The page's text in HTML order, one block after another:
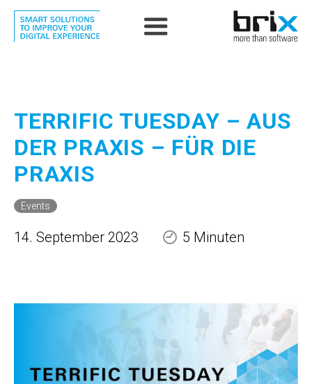
TERRIFIC TUESDAY – AUS
DER PRAXIS – FÜR DIE
PRAXIS
Events
14. September 2023 5 Minuten